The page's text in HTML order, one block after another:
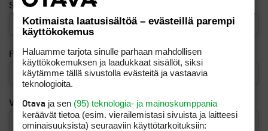
Sähköposti
Puhelinnumero (esim. 040 123 4567)
Viesti
Kotimaista laatusisältöä – evästeillä parempi
käyttökokemus
Haluamme tarjota sinulle parhaan mahdollisen
käyttökokemuksen ja laadukkaat sisällöt, siksi
käytämme tällä sivustolla evästeitä ja vastaavia
teknologioita.
Otava ja sen (95) teknologia- ja mainoskumppania
keräävät tietoa (esim. vierailemis­tasi sivuista ja laitteesi
ominaisuuk­sista) seuraaviin käyttötarkoituksiin: